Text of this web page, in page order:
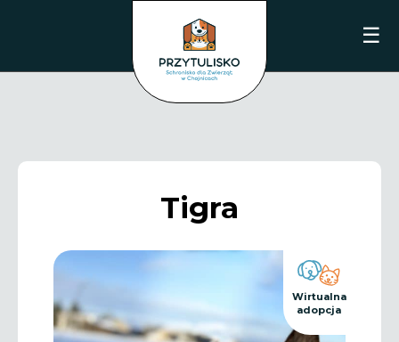
☰
Tigra
Wirtualna
adopcja